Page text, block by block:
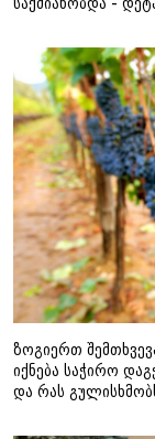
ზოგიერთ
იქნება საჭირო
და რას